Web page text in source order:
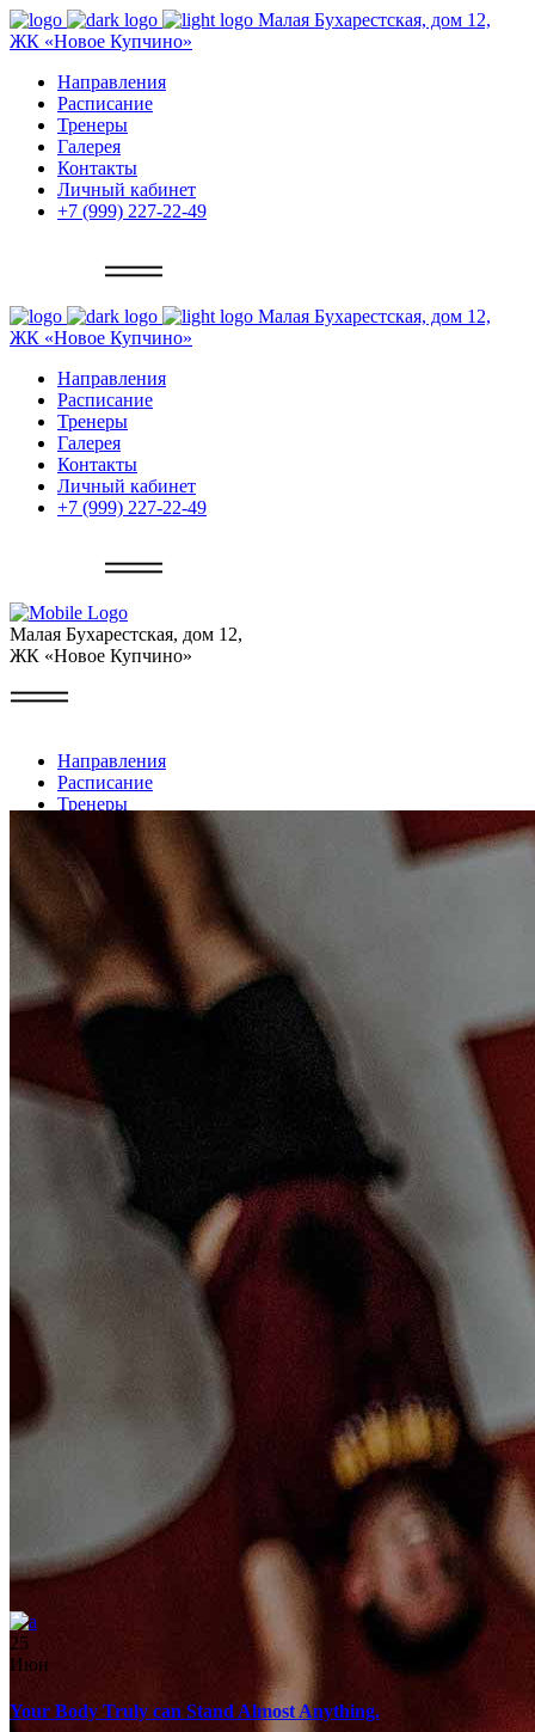
Малая Бухарестская, дом 12,
ЖК «Новое Купчино»
Направления
Расписание
Тренеры
Галерея
Контакты
Личный кабинет
+7 (999) 227-22-49
Малая Бухарестская, дом 12,
ЖК «Новое Купчино»
Направления
Расписание
Тренеры
Галерея
Контакты
Личный кабинет
+7 (999) 227-22-49
Малая Бухарестская, дом 12,
ЖК «Новое Купчино»
Направления
Расписание
Тренеры
Личный кабинет
+7 (999) 227-22-49
Записаться
25
Июн
Your Body Truly can Stand Almost Anything.